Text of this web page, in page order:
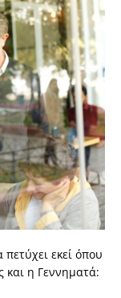
πετύχει εκεί όπου
και η Γεννηματά: